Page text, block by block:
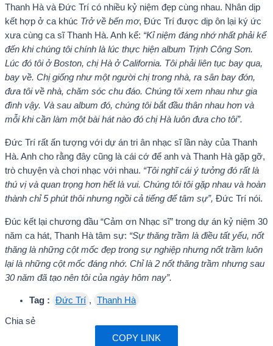
Thanh Hà và Đức Trí có nhiều kỷ niệm đẹp cùng nhau. Nhân dịp
kết hợp ở ca khúc Trở về bến mơ, Đức Trí được dịp ôn lại ký ức
xưa cùng ca sĩ Thanh Hà. Anh kể: “Kỉ niệm đáng nhớ nhất phải kể
đến khi chúng tôi chính là lúc thực hiện album Trịnh Công Sơn.
Lúc đó tôi ở Boston, chị Hà ở California. Tôi phải liên tục bay qua,
bay về. Chị giống như một người chị trong nhà, ra sân bay đón,
đưa tôi về nhà, chăm sóc chu đáo. Chúng tôi xem nhau như gia
đình vậy. Và sau album đó, chúng tôi bắt đầu thân nhau hơn và
mỗi khi cần làm một bài hát nào đó chị Hà luôn đưa cho tôi”.
Đức Trí rất ấn tượng với dự án tri ân nhạc sĩ lần này của Thanh
Hà. Anh cho rằng đây cũng là cái cớ để anh và Thanh Hà gặp gỡ,
trò chuyện và chơi nhạc với nhau. “Tôi nghĩ cái ý tưởng đó rất là
thú vị và quan trọng hơn hết là vui. Chúng tôi tôi gặp nhau và hoàn
thành chỉ 5 phút thôi nhưng ngồi cả tiếng để tâm sự”, Đức Trí nói.
Đúc kết lại chương đầu “Cảm ơn Nhạc sĩ” trong dự án kỷ niệm 30
năm ca hát, Thanh Hà tâm sự: “Sự thăng trầm là điều tất yếu, nốt
thăng là những cột mốc đẹp trong sự nghiệp nhưng nốt trầm luôn
lại là những cột mốc đáng nhớ. Chỉ là 2 nốt thăng trầm nhưng sau
30 năm đã tạo nên tôi của ngày hôm nay”.
Tag : Đức Trí , Thanh Hà
Chia sẻ
COPY LINK